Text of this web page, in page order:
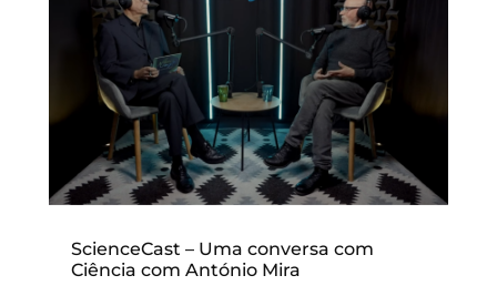
ScienceCast – Uma conversa com
Ciência com António Mira